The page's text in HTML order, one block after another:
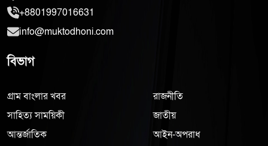
+8801997016631
info@muktodhoni.com
বিভাগ
গ্রাম বাংলার খবর
সাহিত্য সাময়িকী
আন্তর্জাতিক
রাজনীতি
জাতীয়
আইন-অপরাধ